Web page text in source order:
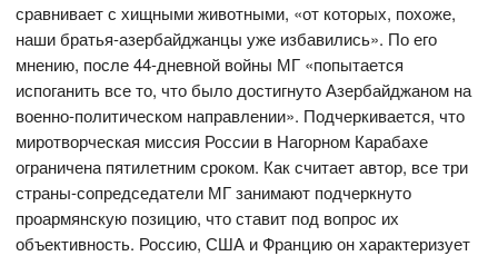
сравнивает с хищными животными, «от которых, похоже,
наши братья-азербайджанцы уже избавились». По его
мнению, после 44-дневной войны МГ «попытается
испоганить все то, что было достигнуто Азербайджаном на
военно-политическом направлении». Подчеркивается, что
миротворческая миссия России в Нагорном Карабахе
ограничена пятилетним сроком. Как считает автор, все три
страны-сопредседатели МГ занимают подчеркнуто
проармянскую позицию, что ставит под вопрос их
объективность. Россию, США и Францию он характеризует